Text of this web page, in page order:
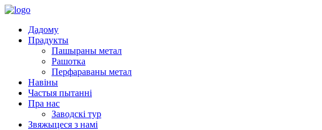
Дадому
Прадукты
Пашыраны метал
Рашотка
Перфараваны метал
Навіны
Частыя пытанні
Пра нас
Заводскі тур
Звяжыцеся з намі